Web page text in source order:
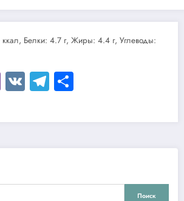
Белки: 4.7 г, Жиры: 4.4 г, Углеводы:
Viber
VKTelegram
Поиск